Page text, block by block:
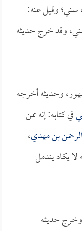
سني؛ وقيل عنه:
وقد خرج حديثه
وحديثه أخرجه
في كتابه: إنه ممن
بن مهدي،
يكاد يندمل
حديثه